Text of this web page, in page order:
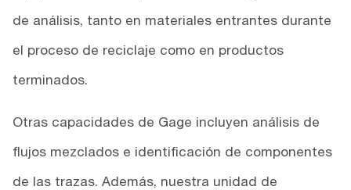
de análisis, tanto en materiales entrantes durante
el proceso de reciclaje como en productos
terminados.
Otras capacidades de Gage incluyen análisis de
flujos mezclados e identificación de componentes
de las trazas. Además, nuestra unidad de